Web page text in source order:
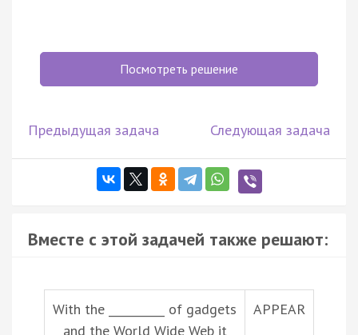
Посмотреть решение
Предыдущая задача Следующая задача
Вместе с этой задачей также решают:
With the __________ of gadgets
and the World Wide Web it
APPEAR